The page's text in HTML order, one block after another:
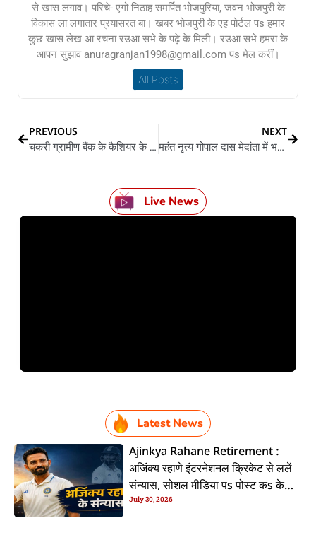
से खास लगाव। परिचे- एगो निठाह समर्पित भोजपुरिया, जवन भोजपुरी के
विकास ला लगातार प्रयासरत बा। खबर भोजपुरी के एह पोर्टल पs हमार
कुछ खास लेख आ रचना रउआ सभे के पढ़े के मिली। रउआ सभे हमरा के
आपन सुझाव anuragranjan1998@gmail.com पs मेल करीं।
All Posts
PREVIOUS
चकरी ग्रामीण बैंक के कैशियर के विदाई
NEXT
महंत नृत्य गोपाल दास मेदांता में भरती
Live News
Latest News
Ajinkya Rahane Retirement :
अजिंक्य रहाणे इंटरनेशनल क्रिकेट से ललें
संन्यास, सोशल मीडिया पs पोस्ट कs के
कइलें एलान
July 30, 2026